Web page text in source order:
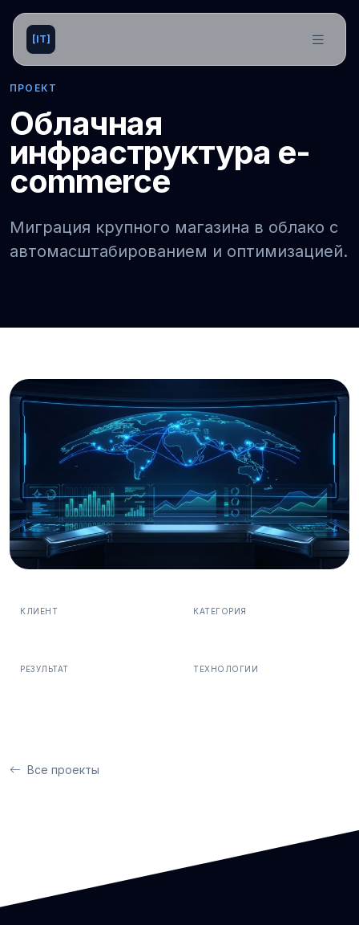
[IT]
ПРОЕКТ
Облачная
инфраструктура e-
commerce
Миграция крупного магазина в облако с
автомасштабированием и оптимизацией.
КЛИЕНТ КАТЕГОРИЯ
РЕЗУЛЬТАТ ТЕХНОЛОГИИ
Все проекты